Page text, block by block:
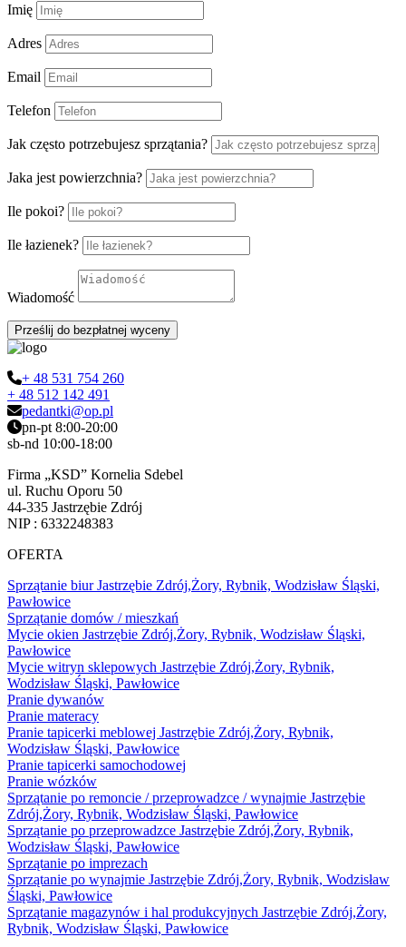
Imię
Adres
Email
Telefon
Jak często potrzebujesz sprzątania?
Jaka jest powierzchnia?
Ile pokoi?
Ile łazienek?
Wiadomość
Prześlij do bezpłatnej wyceny
+ 48 531 754 260
+ 48 512 142 491
pedantki@op.pl
pn-pt 8:00-20:00
sb-nd 10:00-18:00
Firma „KSD” Kornelia Sdebel
ul. Ruchu Oporu 50
44-335 Jastrzębie Zdrój
NIP : 6332248383
OFERTA
Sprzątanie biur Jastrzębie Zdrój,Żory, Rybnik, Wodzisław Śląski,
Pawłowice
Sprzątanie domów / mieszkań
Mycie okien Jastrzębie Zdrój,Żory, Rybnik, Wodzisław Śląski,
Pawłowice
Mycie witryn sklepowych Jastrzębie Zdrój,Żory, Rybnik,
Wodzisław Śląski, Pawłowice
Pranie dywanów
Pranie materacy
Pranie tapicerki meblowej Jastrzębie Zdrój,Żory, Rybnik,
Wodzisław Śląski, Pawłowice
Pranie tapicerki samochodowej
Pranie wózków
Sprzątanie po remoncie / przeprowadzce / wynajmie Jastrzębie
Zdrój,Żory, Rybnik, Wodzisław Śląski, Pawłowice
Sprzątanie po przeprowadzce Jastrzębie Zdrój,Żory, Rybnik,
Wodzisław Śląski, Pawłowice
Sprzątanie po imprezach
Sprzątanie po wynajmie Jastrzębie Zdrój,Żory, Rybnik, Wodzisław
Śląski, Pawłowice
Sprzątanie magazynów i hal produkcyjnych Jastrzębie Zdrój,Żory,
Rybnik, Wodzisław Śląski, Pawłowice